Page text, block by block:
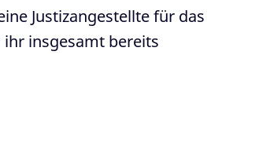
Justizangestellte für das
insgesamt bereits